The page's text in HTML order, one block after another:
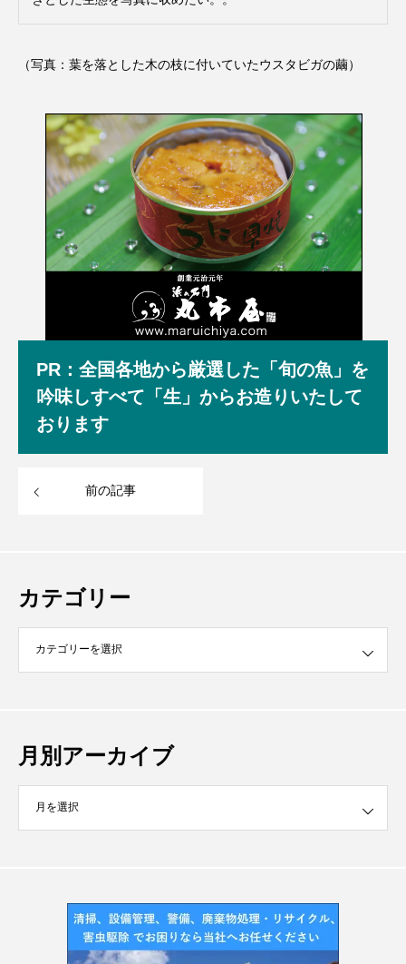
（写真：葉を落とした木の枝に付いていたウスタビガの繭）
PR：全国各地から厳選した「旬の魚」を
吟味しすべて「生」からお造りいたして
おります
前の記事
カテゴリー
月別アーカイブ
ブ